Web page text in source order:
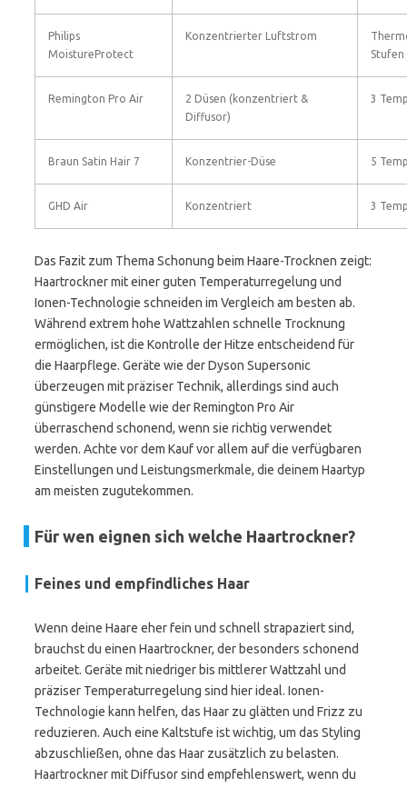
Philips
MoistureProtect
Konzentrierter Luftstrom
Stufen
Remington Pro Air
2 Düsen (konzentriert &
Diffusor)
3
Braun Satin Hair 7 Konzentrier-Düse 5
GHD Air Konzentriert 3
Das Fazit zum Thema Schonung beim Haare-Trocknen zeigt:
Haartrockner mit einer guten Temperaturregelung und
Ionen-Technologie schneiden im Vergleich am besten ab.
Während extrem hohe Wattzahlen schnelle Trocknung
ermöglichen, ist die Kontrolle der Hitze entscheidend für
die Haarpflege. Geräte wie der Dyson Supersonic
überzeugen mit präziser Technik, allerdings sind auch
günstigere Modelle wie der Remington Pro Air
überraschend schonend, wenn sie richtig verwendet
werden. Achte vor dem Kauf vor allem auf die verfügbaren
Einstellungen und Leistungsmerkmale, die deinem Haartyp
am meisten zugutekommen.
Für wen eignen sich welche Haartrockner?
Feines und empfindliches Haar
Wenn deine Haare eher fein und schnell strapaziert sind,
brauchst du einen Haartrockner, der besonders schonend
arbeitet. Geräte mit niedriger bis mittlerer Wattzahl und
präziser Temperaturregelung sind hier ideal. Ionen-
Technologie kann helfen, das Haar zu glätten und Frizz zu
reduzieren. Auch eine Kaltstufe ist wichtig, um das Styling
abzuschließen, ohne das Haar zusätzlich zu belasten.
Haartrockner mit Diffusor sind empfehlenswert, wenn du